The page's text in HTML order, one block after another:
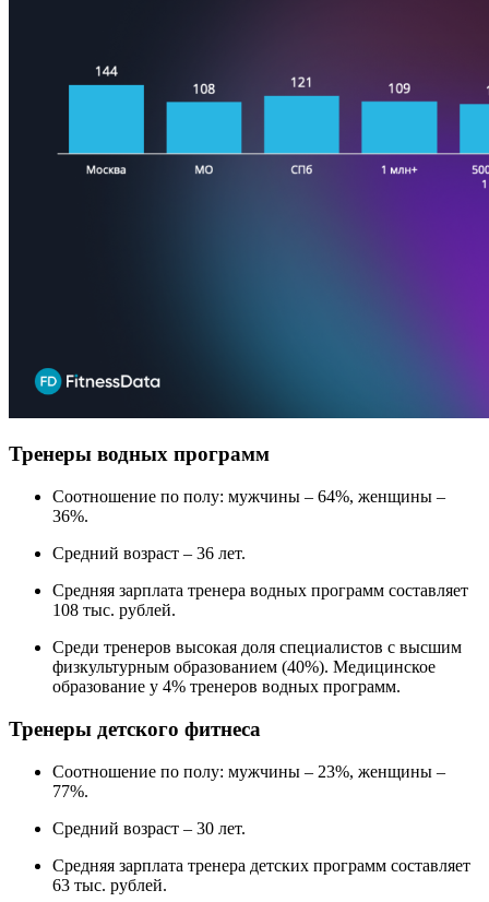
Тренеры водных программ
Соотношение по полу: мужчины – 64%, женщины –
36%.
Средний возраст – 36 лет.
Средняя зарплата тренера водных программ составляет
108 тыс. рублей.
Среди тренеров высокая доля специалистов с высшим
физкультурным образованием (40%). Медицинское
образование у 4% тренеров водных программ.
Тренеры детского фитнеса
Соотношение по полу: мужчины – 23%, женщины –
77%.
Средний возраст – 30 лет.
Средняя зарплата тренера детских программ составляет
63 тыс. рублей.